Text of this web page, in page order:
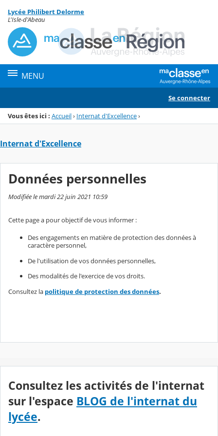
Menu de la rubrique
Contenu
Lycée Philibert Delorme
L'Isle-d'Abeau
MENU
Se connecter
Vous êtes ici : Accueil› Internat d'Excellence›
Internat d'Excellence
Données personnelles
Modifiée le mardi 22 juin 2021 10:59
Cette page a pour objectif de vous informer :
Des engagements en matière de protection des données à
caractère personnel,
De l'utilisation de vos données personnelles,
Des modalités de l'exercice de vos droits.
Consultez la politique de protection des données.
Consultez les activités de l'internat
sur l'espace BLOG de l'internat du
lycée.